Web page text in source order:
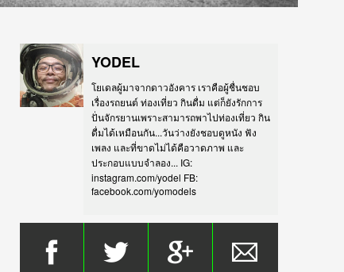
YODEL
โยเดลผู้มาจากดาวอังคาร เราคือผู้ชื่นชอบ
เรื่องรถยนต์ ท่องเที่ยว กินดื่ม แต่ก็ยังรักการ
ปั่นจักรยานเพราะสามารถพาไปท่องเที่ยว กิน
ดื่มได้เหมือนกัน...วันว่างยังชอบดูหนัง ฟัง
เพลง และที่ขาดไม่ได้คือวาดภาพ และ
ประกอบแบบจำลอง... IG:
instagram.com/yodel FB:
facebook.com/yomodels